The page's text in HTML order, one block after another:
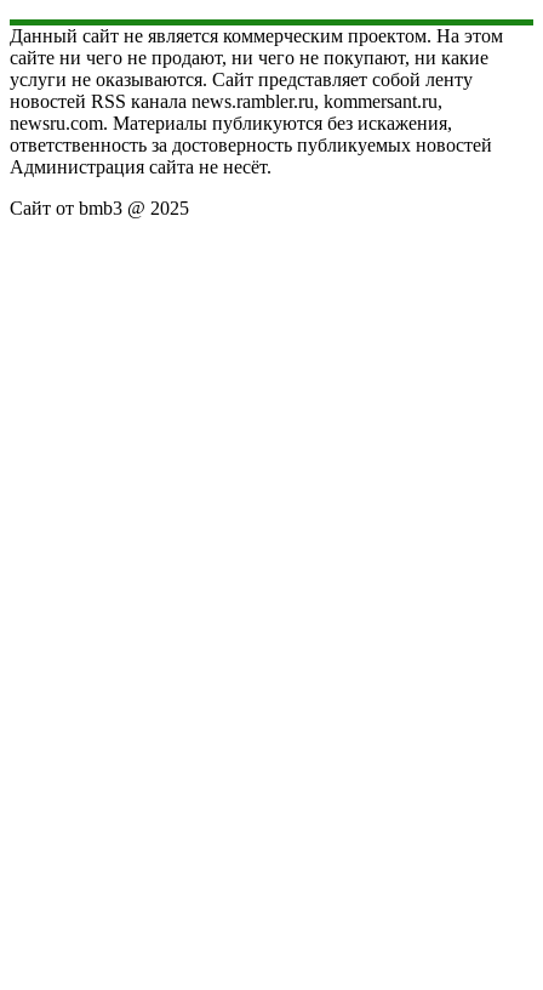
Данный сайт не является коммерческим проектом. На этом
сайте ни чего не продают, ни чего не покупают, ни какие
услуги не оказываются. Сайт представляет собой ленту
новостей RSS канала news.rambler.ru, kommersant.ru,
newsru.com. Материалы публикуются без искажения,
ответственность за достоверность публикуемых новостей
Администрация сайта не несёт.
Сайт от bmb3 @ 2025